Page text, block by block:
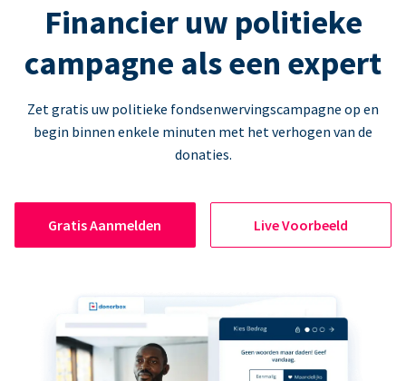
Financier uw politieke
campagne als een expert
Zet gratis uw politieke fondsenwervingscampagne op en
begin binnen enkele minuten met het verhogen van de
donaties.
Gratis Aanmelden Live Voorbeeld